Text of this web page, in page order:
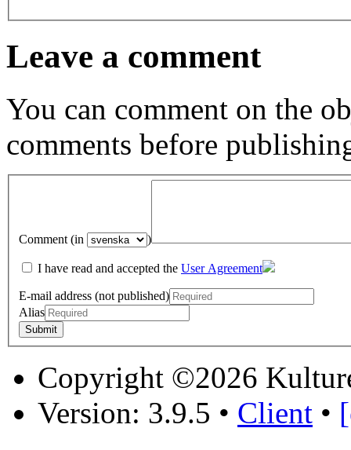
Leave a comment
You can comment on the
comments before
Comment (in )
I have read and accepted the User Agreement
E-mail address (not published)
Alias
Copyright ©2026
Version: 3.9.5 • Client •